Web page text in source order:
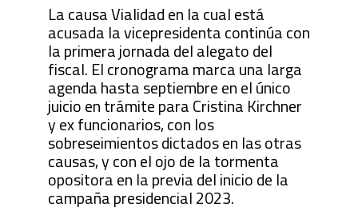
La causa Vialidad en la cual está
acusada la vicepresidenta continúa con
la primera jornada del alegato del
fiscal. El cronograma marca una larga
agenda hasta septiembre en el único
juicio en trámite para Cristina Kirchner
y ex funcionarios, con los
sobreseimientos dictados en las otras
causas, y con el ojo de la tormenta
opositora en la previa del inicio de la
campaña presidencial 2023.